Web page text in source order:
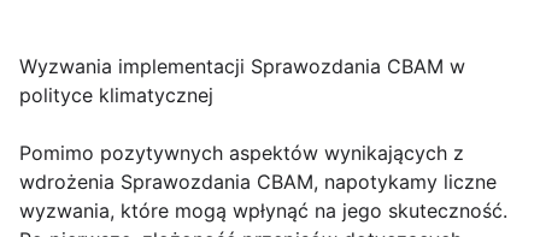
Wyzwania implementacji Sprawozdania CBAM w
polityce klimatycznej
Pomimo pozytywnych aspektów wynikających z
wdrożenia Sprawozdania CBAM, napotykamy liczne
wyzwania, które mogą wpłynąć na jego skuteczność.